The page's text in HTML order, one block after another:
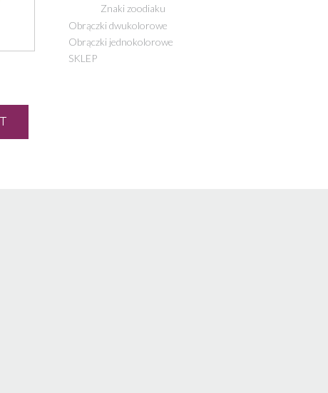
Znaki zoodiaku
Obrączki dwukolorowe
Obrączki jednokolorowe
SKLEP